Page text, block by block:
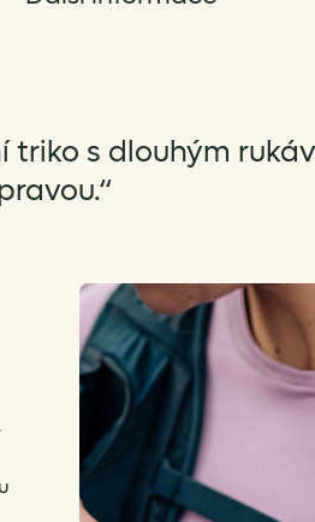
triko s dlouhým